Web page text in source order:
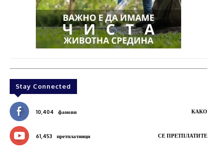
Stay Connected
10,404 фанови КАКО
61,453 претплатници СЕ ПРЕТПЛАТИТЕ